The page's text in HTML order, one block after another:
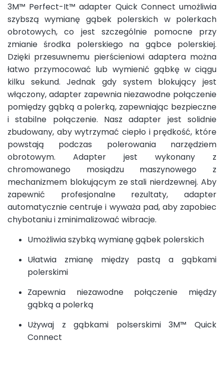
3M™ Perfect-It™ adapter Quick Connect umożliwia
szybszą wymianę gąbek polerskich w polerkach
obrotowych, co jest szczególnie pomocne przy
zmianie środka polerskiego na gąbce polerskiej.
Dzięki przesuwnemu pierścieniowi adaptera można
łatwo przymocować lub wymienić gąbkę w ciągu
kilku sekund. Jednak gdy system blokujący jest
włączony, adapter zapewnia niezawodne połączenie
pomiędzy gąbką a polerką, zapewniając bezpieczne
i stabilne połączenie. Nasz adapter jest solidnie
zbudowany, aby wytrzymać ciepło i prędkość, które
powstają podczas polerowania narzędziem
obrotowym. Adapter jest wykonany z
chromowanego mosiądzu maszynowego z
mechanizmem blokującym ze stali nierdzewnej. Aby
zapewnić profesjonalne rezultaty, adapter
automatycznie centruje i wyważa pad, aby zapobiec
chybotaniu i zminimalizować wibracje.
Umożliwia szybką wymianę gąbek polerskich
Ułatwia zmianę między pastą a gąbkami
polerskimi
Zapewnia niezawodne połączenie między
gąbką a polerką
Używaj z gąbkami polserskimi 3M™ Quick
Connect